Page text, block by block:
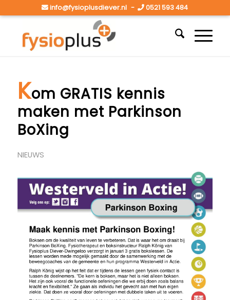
info@fysioplusdiever.nl - 0521 593 484
Kom GRATIS kennis
maken met Parkinson
BoXing
NIEUWS